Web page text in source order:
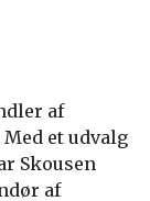
af
et udvalg
Skousen
af